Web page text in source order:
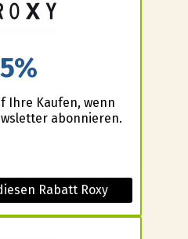
Ihre Kaufen, wenn
abonnieren.
Rabatt Roxy